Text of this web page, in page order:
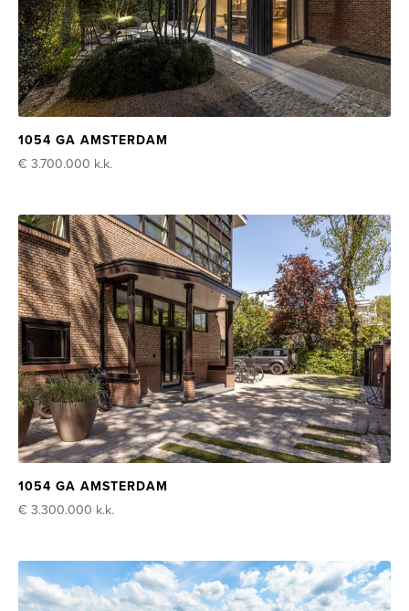
1054 GA AMSTERDAM
€ 3.700.000 k.k.
1054 GA AMSTERDAM
€ 3.300.000 k.k.